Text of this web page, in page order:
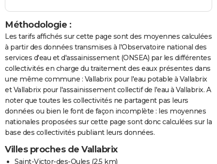
Méthodologie :
Les tarifs affichés sur cette page sont des moyennes calculées
à partir des données transmises à l'Observatoire national des
services d'eau et d'assainissement (ONSEA) par les différentes
collectivités en charge du traitement des eaux présentes dans
une même commune : Vallabrix pour l'eau potable à Vallabrix
et Vallabrix pour l'assainissement collectif de l'eau à Vallabrix. A
noter que toutes les collectivités ne partagent pas leurs
données ou bien le font de façon incomplète : les moyennes
nationales proposées sur cette page sont donc calculées sur la
base des collectivités publiant leurs données.
Villes proches de Vallabrix
Saint-Victor-des-Oules (2.5 km)